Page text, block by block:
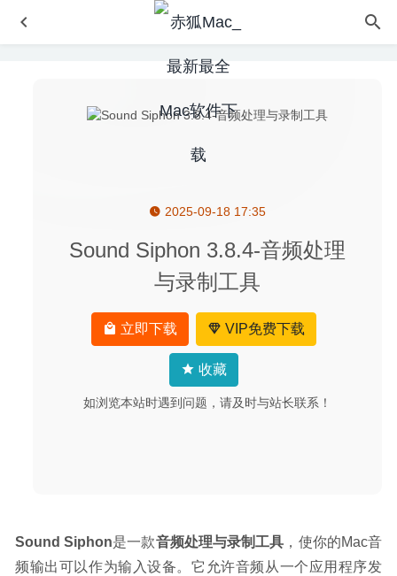
2025-09-18 17:35
Sound Siphon 3.8.4-音频处理
与录制工具
立即下载 VIP免费下载
收藏
如浏览本站时遇到问题，请及时与站长联系！
Sound Siphon是一款音频处理与录制工具 ，使你的Mac音
频输出可以作为输入设备。它允许音频从一个应用程序发
AnyMP4 IOS Toolkit 9.0.36 – 非常好用的IOS数据恢复工具
EagleFiler 1.8.14 – 文件整理工具 2020-06-11
Airflow 3.3.10 – 将Mac电脑上的视频投放到电视中播放
Axure RP 9.0.0.3691 RC for Mac中文版-交互原型设计神器
Reflect Studio 3.1 – 图片镜像倒影制作软件